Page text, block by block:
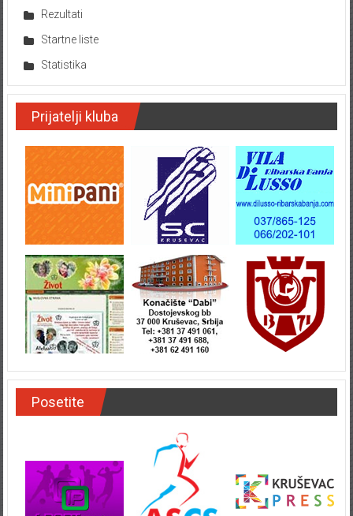
Rezultati
Startne liste
Statistika
Prijatelji kluba
Posetite